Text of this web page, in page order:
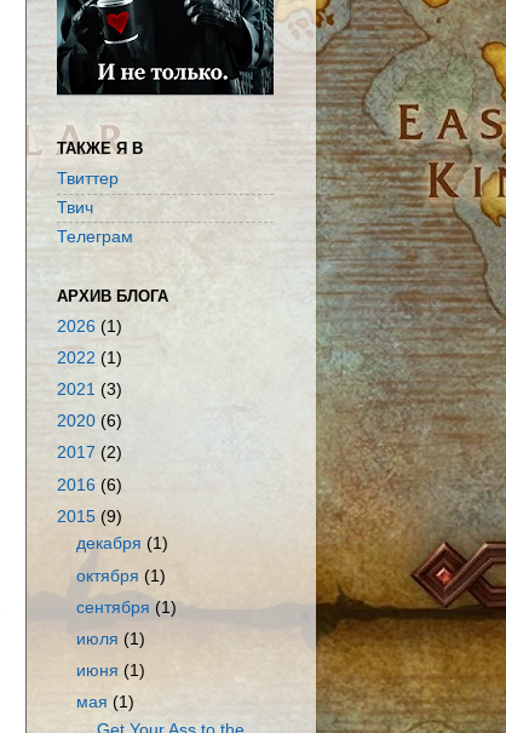
ТАКЖЕ Я В
Твиттер
Твич
Телеграм
АРХИВ БЛОГА
2026 (1)
2022 (1)
2021 (3)
2020 (6)
2017 (2)
2016 (6)
2015 (9)
декабря (1)
октября (1)
сентября (1)
июля (1)
июня (1)
мая (1)